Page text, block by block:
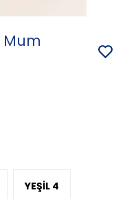
Mum
YEŞİL 4